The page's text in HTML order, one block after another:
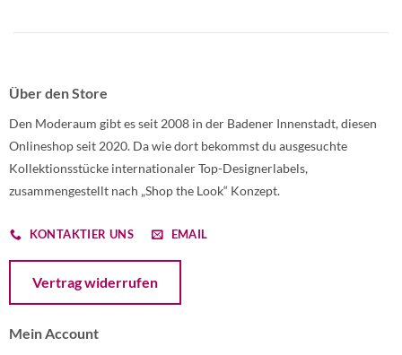
Über den Store
Den Moderaum gibt es seit 2008 in der Badener Innenstadt, diesen
Onlineshop seit 2020. Da wie dort bekommst du ausgesuchte
Kollektionsstücke internationaler Top-Designerlabels,
zusammengestellt nach „Shop the Look“ Konzept.
KONTAKTIER UNS EMAIL
Vertrag widerrufen
Mein Account